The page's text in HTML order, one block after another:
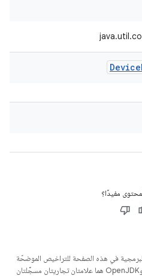
Device
مفيدًا؟
في هذه الصفحة للتراخيص الموضحّة
. إنّ Java وOpenJDK هما علامتان تجاريتان مسجَّلتان